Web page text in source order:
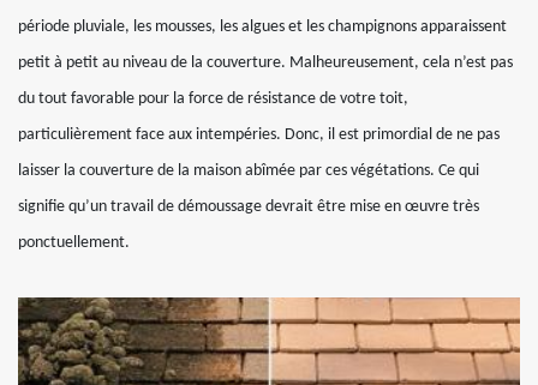
période pluviale, les mousses, les algues et les champignons apparaissent
petit à petit au niveau de la couverture. Malheureusement, cela n’est pas
du tout favorable pour la force de résistance de votre toit,
particulièrement face aux intempéries. Donc, il est primordial de ne pas
laisser la couverture de la maison abîmée par ces végétations. Ce qui
signifie qu’un travail de démoussage devrait être mise en œuvre très
ponctuellement.